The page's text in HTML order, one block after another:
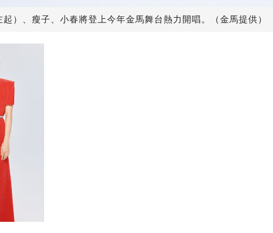
）、瘦子、小春將登上今年金馬舞台熱力開唱。（金馬提供）